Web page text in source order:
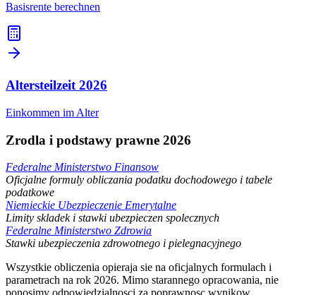
Basisrente berechnen
Altersteilzeit 2026
Einkommen im Alter
Zrodla i podstawy prawne 2026
Federalne Ministerstwo Finansow
Oficjalne formuly obliczania podatku dochodowego i tabele
podatkowe
Niemieckie Ubezpieczenie Emerytalne
Limity skladek i stawki ubezpieczen spolecznych
Federalne Ministerstwo Zdrowia
Stawki ubezpieczenia zdrowotnego i pielegnacyjnego
Wszystkie obliczenia opieraja sie na oficjalnych formulach i
parametrach na rok 2026. Mimo starannego opracowania, nie